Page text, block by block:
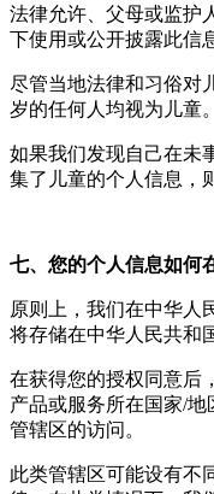
法律允许、父母或监护
下使用或公开披露此信
尽管当地法律和习俗对
岁的任何人均视为儿童。
如果我们发现自己在未
集了儿童的个人信息，
七、您的个人信息如何
原则上，我们在中华人
将存储在中华人民共和
在获得您的授权同意后
产品或服务所在国家/
管辖区的访问。
此类管辖区可能设有不